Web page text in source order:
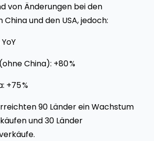
von Änderungen bei den
und den USA, jedoch:
China): +80 %
+75 %
90 Länder ein Wachstum
und 30 Länder